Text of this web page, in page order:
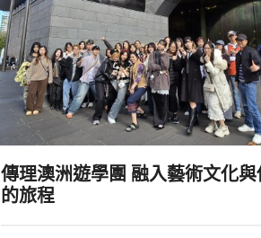
傳理澳洲遊學團 融入藝術文化與
的旅程